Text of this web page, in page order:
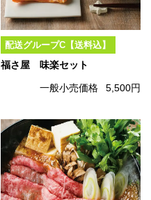
配送グループC【送料込】
福さ屋 味楽セット
一般小売価格 5,500円